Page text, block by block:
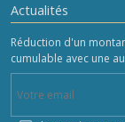
Actualités
Réduction d'un
cumulable avec une